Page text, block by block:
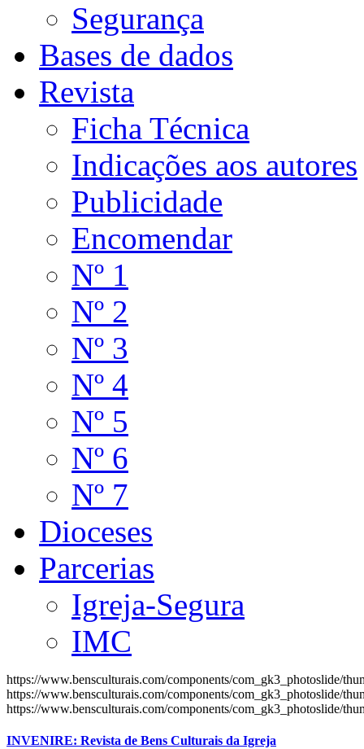
Segurança
Bases de dados
Revista
Ficha Técnica
Indicações aos autores
Publicidade
Encomendar
Nº 1
Nº 2
Nº 3
Nº 4
Nº 5
Nº 6
Nº 7
Dioceses
Parcerias
Igreja-Segura
IMC
https://www.bensculturais.com/components/com_gk3_photoslide/
https://www.bensculturais.com/components/com_gk3_photoslide/
https://www.bensculturais.com/components/com_gk3_photoslide/
INVENIRE: Revista de Bens Culturais da Igreja